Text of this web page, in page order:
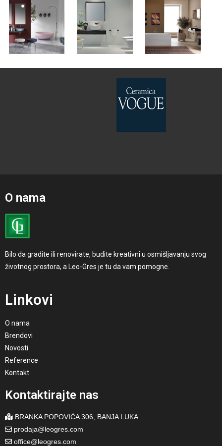
O nama
Bilo da gradite ili renovirate, budite kreativni u osmišljavanju svog
životnog prostora, a Leo-Gres je tu da vam pomogne.
Linkovi
O nama
Brendovi
Novosti
Reference
Kontakt
Kontaktirajte nas
BRANKA POPOVIĆA 306, BANJA LUKA
prodaja@leogres.com
office@leogres.com